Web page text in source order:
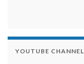
YOUTUBE CHANNEL